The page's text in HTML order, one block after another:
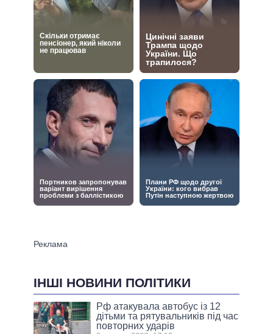
ІНШІ НОВИНИ ПОЛІТИКИ
Рф атакувала автобус із 12
дітьми та рятувальників під час
повторних ударів